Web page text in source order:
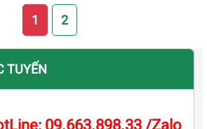
1 2
TUYẾN
09.663.898.33 /Zalo